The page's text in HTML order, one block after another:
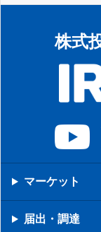
株式
マーケット
届出・調達